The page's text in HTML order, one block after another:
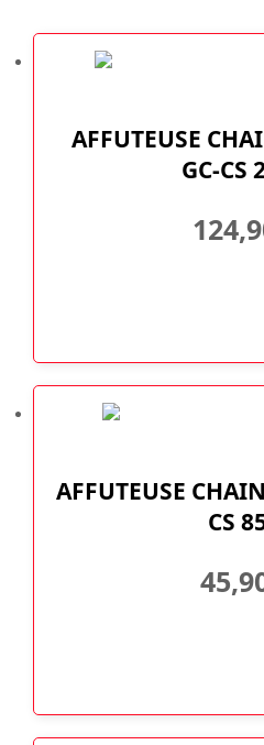
AFFUTEUSE
GC-CS
AFFUTEUSE
CS